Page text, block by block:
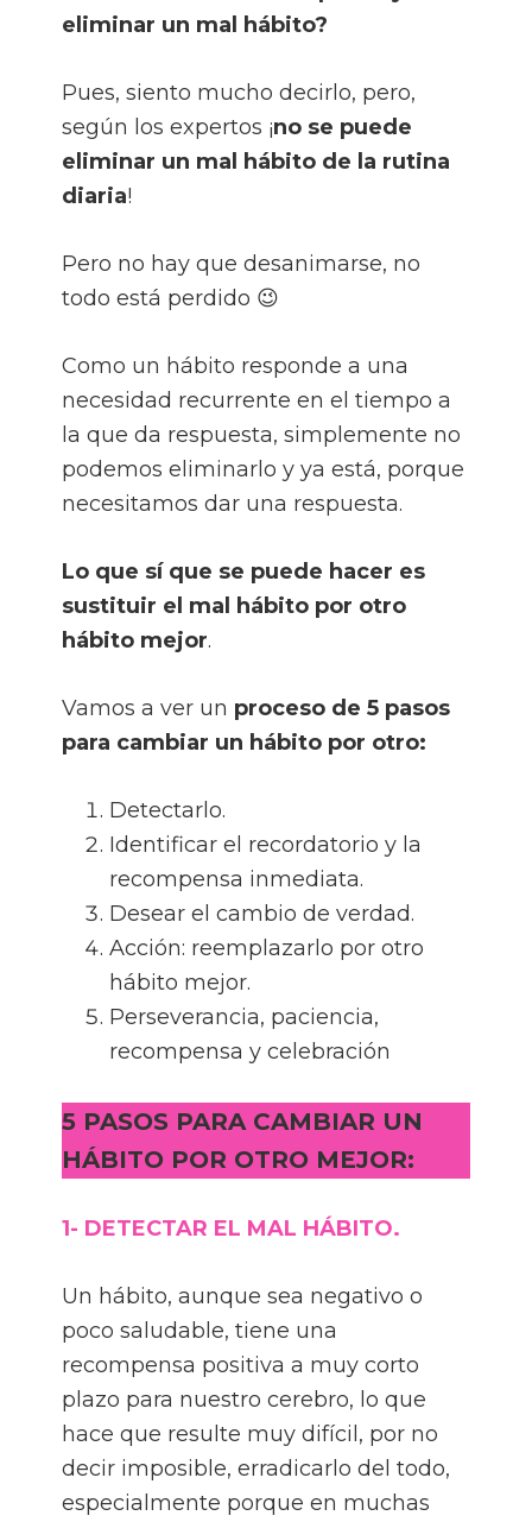
eliminar un mal hábito?
Pues, siento mucho decirlo, pero,
según los expertos ¡no se puede
eliminar un mal hábito de la rutina
diaria!
Pero no hay que desanimarse, no
todo está perdido 😉
Como un hábito responde a una
necesidad recurrente en el tiempo a
la que da respuesta, simplemente no
podemos eliminarlo y ya está, porque
necesitamos dar una respuesta.
Lo que sí que se puede hacer es
sustituir el mal hábito por otro
hábito mejor.
Vamos a ver un proceso de 5 pasos
para cambiar un hábito por otro:
Detectarlo.
Identificar el recordatorio y la
recompensa inmediata.
Desear el cambio de verdad.
Acción: reemplazarlo por otro
hábito mejor.
Perseverancia, paciencia,
recompensa y celebración
5 PASOS PARA CAMBIAR UN
HÁBITO POR OTRO MEJOR:
1- DETECTAR EL MAL HÁBITO.
Un hábito, aunque sea negativo o
poco saludable, tiene una
recompensa positiva a muy corto
plazo para nuestro cerebro, lo que
hace que resulte muy difícil, por no
decir imposible, erradicarlo del todo,
especialmente porque en muchas